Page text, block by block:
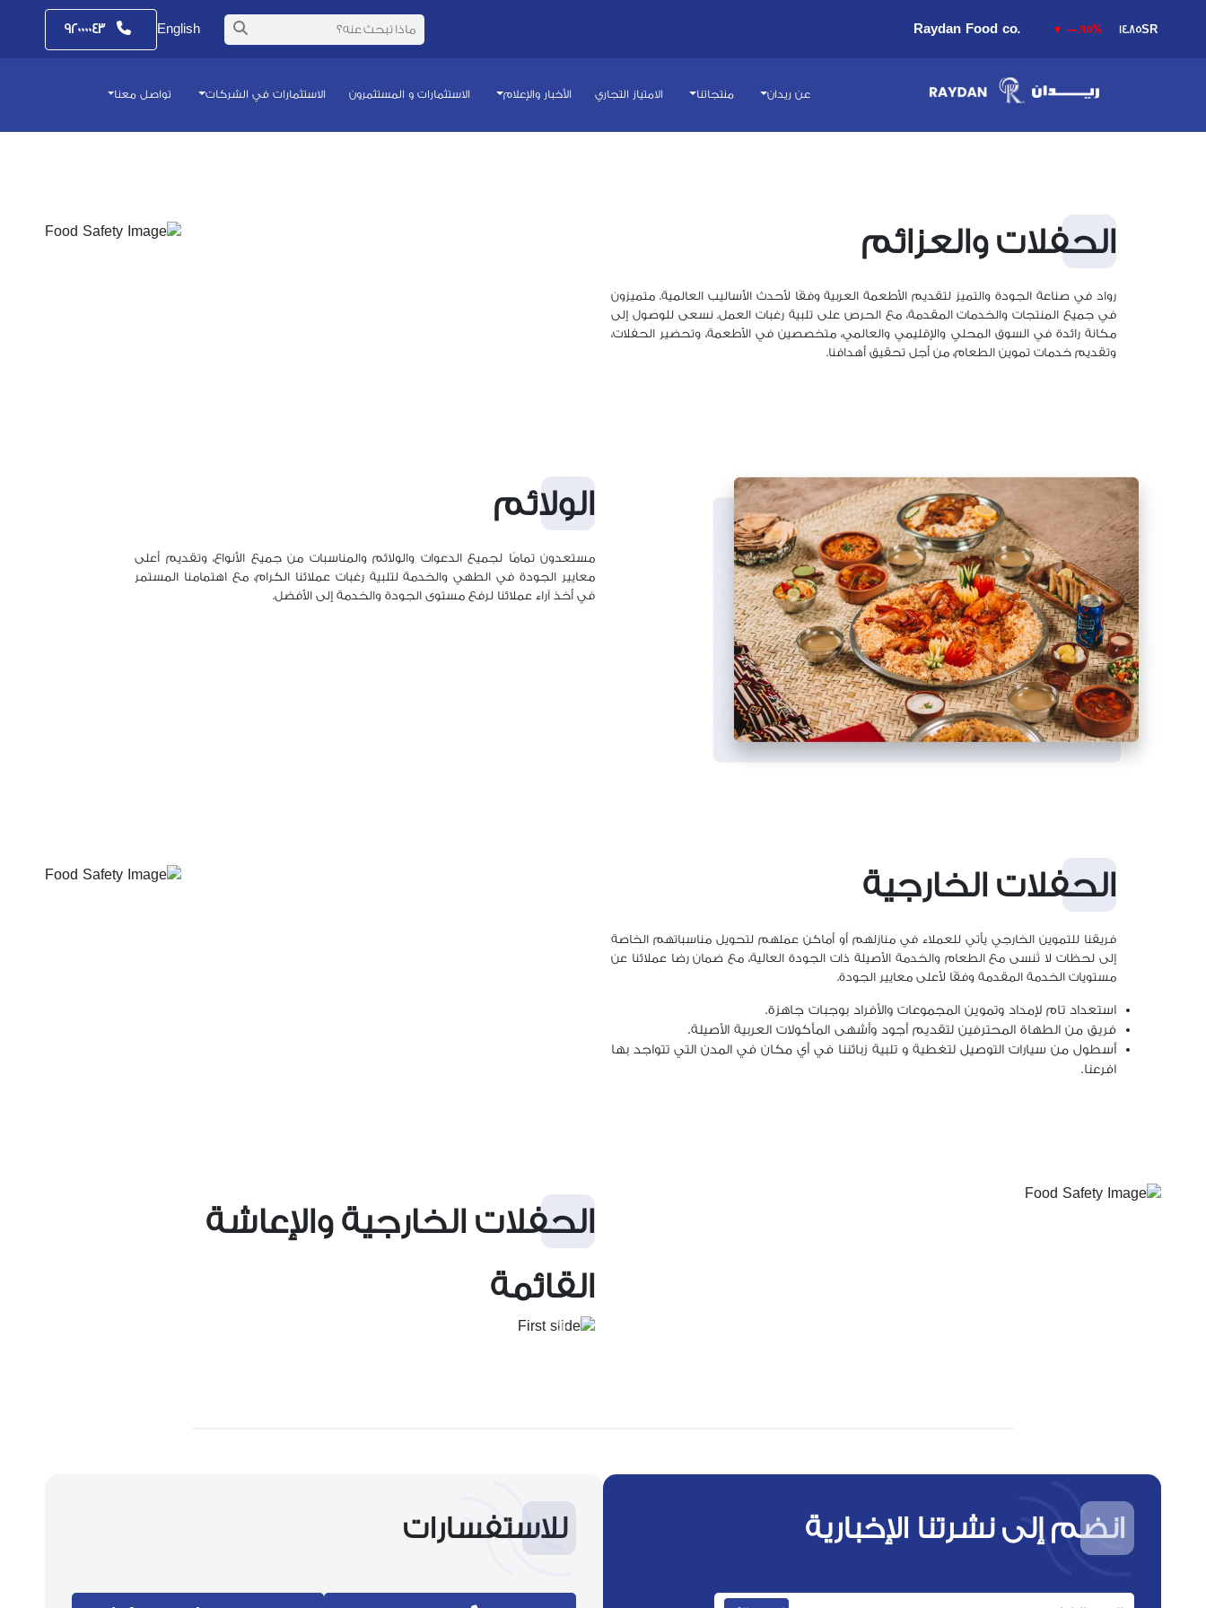
Raydan Food co. ▼ -0.95% 14.85SR
English ٩٢٠٠٠٠٤٣
عن ريدان منتجاتنا الامتياز التجاري الأخبار والإعلام الاستثمارات و المستثمرون الاستثمارات في الشركات تواصل معنا
الحفلات والعزائم
رواد في صناعة الجودة والتميز لتقديم الأطعمة العربية وفقًا لأحدث الأساليب العالمية. متميزون
في جميع المنتجات والخدمات المقدمة، مع الحرص على تلبية رغبات العمل. نسعى للوصول إلى
مكانة رائدة في السوق المحلي والإقليمي والعالمي، متخصصين في الأطعمة، وتحضير الحفلات،
وتقديم خدمات تموين الطعام، من أجل تحقيق أهدافنا.
الولائم
مستعدون تمامًا لجميع الدعوات والولائم والمناسبات من جميع الأنواع، وتقديم أعلى
معايير الجودة في الطهي والخدمة لتلبية رغبات عملائنا الكرام، مع اهتمامنا المستمر
في أخذ آراء عملائنا لرفع مستوى الجودة والخدمة إلى الأفضل.
الحفلات الخارجية
فريقنا للتموين الخارجي يأتي للعملاء في منازلهم أو أماكن عملهم لتحويل مناسباتهم الخاصة
إلى لحظات لا تُنسى مع الطعام والخدمة الأصيلة ذات الجودة العالية، مع ضمان رضا عملائنا عن
مستويات الخدمة المقدمة وفقًا لأعلى معايير الجودة.
استعداد تام لإمداد وتموين المجموعات والأفراد بوجبات جاهزة.
فريق من الطهاة المحترفين لتقديم أجود وأشهى المأكولات العربية الأصيلة.
أسطول من سيارات التوصيل لتغطية و تلبية زبائننا في أي مكان في المدن التي تتواجد بها
افرعنا.
الحفلات الخارجية والإعاشة
القائمة
Next
انضم إلى نشرتنا الإخبارية للاستفسارات